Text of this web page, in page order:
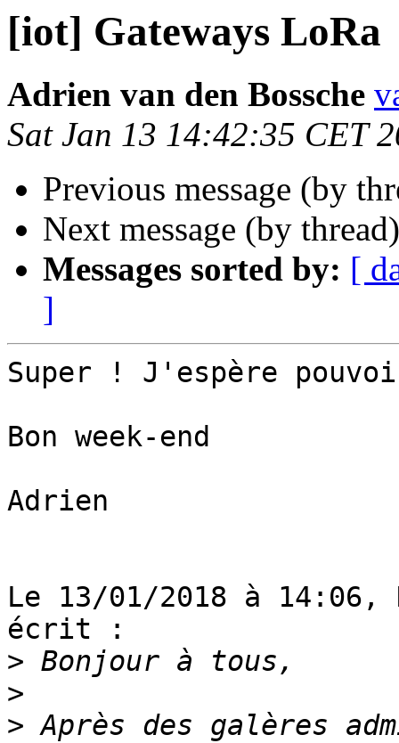
[iot] Gateways LoRa
Adrien van den Bossche
Sat Jan 13 14:42:35 CET
Previous message (by
Next message (by
Messages sorted by: [
]
Super ! J'espère
Bon week-end
Adrien
Le 13/01/2018 à
écrit :
>
>
> Après des galères